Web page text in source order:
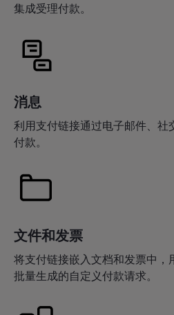
集成受理付款。
消息
利用支付链接通过电子邮件、社
付款。
文件和发票
将支付链接嵌入文档和发票中，
批量生成的自定义付款请求。